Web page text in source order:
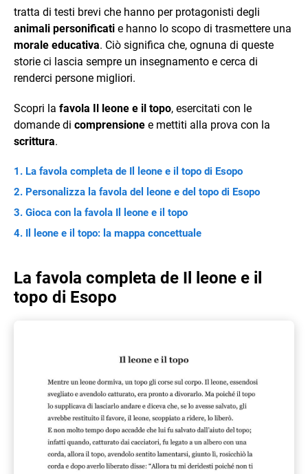
tratta di testi brevi che hanno per protagonisti degli
animali personificati e hanno lo scopo di trasmettere una
morale educativa. Ciò significa che, ognuna di queste
storie ci lascia sempre un insegnamento e cerca di
renderci persone migliori.
Scopri la favola Il leone e il topo, esercitati con le
domande di comprensione e mettiti alla prova con la
scrittura.
La favola completa de Il leone e il topo di Esopo
Personalizza la favola del leone e del topo di Esopo
Gioca con la favola Il leone e il topo
Il leone e il topo: la mappa concettuale
La favola completa de Il leone e il
topo di Esopo